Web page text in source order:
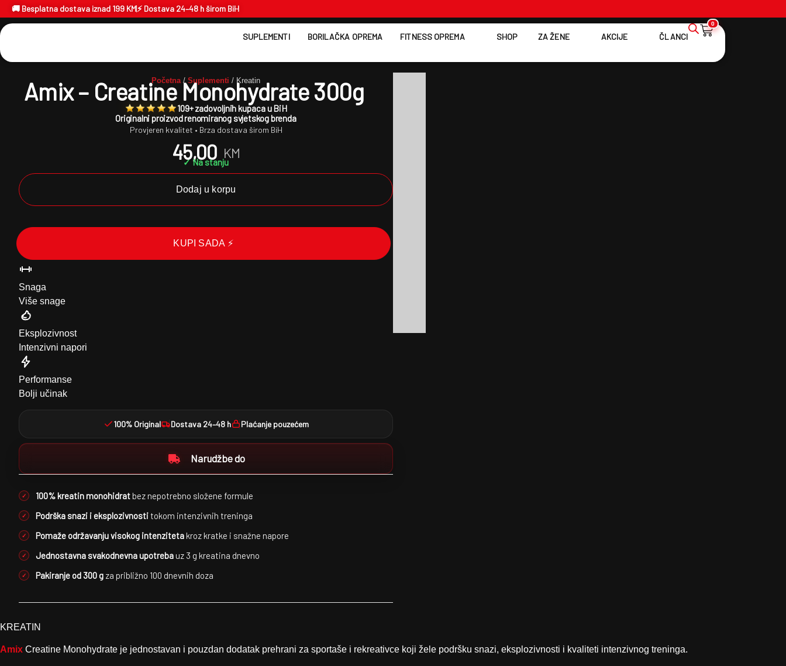
🚚 Besplatna dostava iznad 199 KM⚡ Dostava 24–48 h širom BiH
SUPLEMENTI BORILAČKA OPREMA FITNESS OPREMA SHOP ZA ŽENE AKCIJE ČLANCI
0
Početna/Suplementi / Kreatin
Amix – Creatine Monohydrate 300g
109+ zadovoljnih kupaca u BiH
Originalni proizvod renomiranog svjetskog brenda
Provjeren kvalitet • Brza dostava širom BiH
45,00 KM
✓ Na stanju
Dodaj u korpu
KUPI SADA ⚡
Snaga
Više snage
Eksplozivnost
Intenzivni napori
Performanse
Bolji učinak
100% Original Dostava 24–48 h Plaćanje pouzećem
Narudžbe do
100% kreatin monohidratbez nepotrebno složene formule
Podrška snazi i eksplozivnostitokom intenzivnih treninga
Pomaže održavanju visokog intenzitetakroz kratke i snažne napore
Jednostavna svakodnevna upotrebauz 3 g kreatina dnevno
Pakiranje od 300 g za približno 100 dnevnih doza
KREATIN
Amix Creatine Monohydrate je jednostavan i pouzdan dodatak prehrani za sportaše i rekreativce koji žele podršku snazi, eksplozivnosti i kvaliteti intenzivnog treninga.